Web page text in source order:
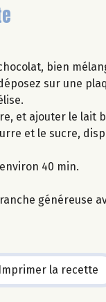
bien
sur une
et ajouter le lait
et le sucre,
40 min.
généreuse
Imprimer la recette